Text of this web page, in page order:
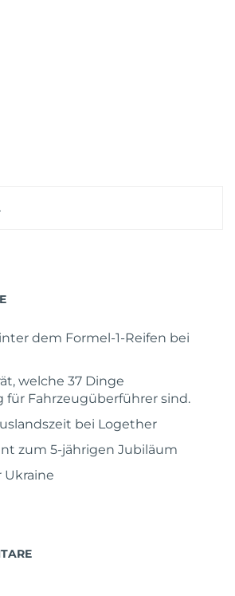
dem Formel-1-Reifen bei
welche 37 Dinge
Fahrzeugüberführer sind.
bei Logether
zum 5-jährigen Jubiläum
Ukraine